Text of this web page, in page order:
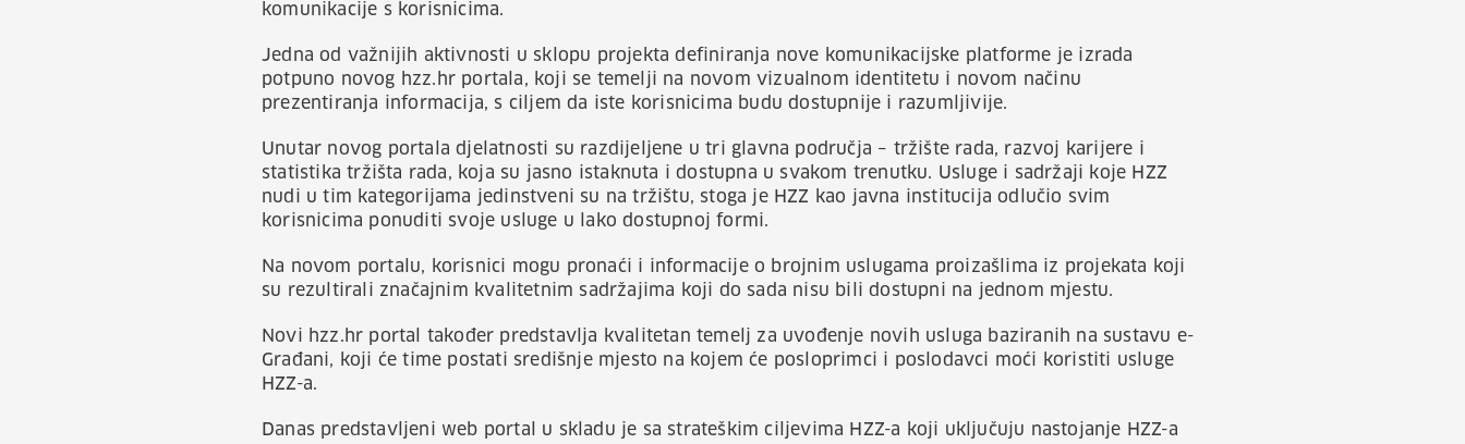
komunikacije s korisnicima.
Jedna od važnijih aktivnosti u sklopu projekta definiranja nove komunikacijske platforme je izrada
potpuno novog hzz.hr portala, koji se temelji na novom vizualnom identitetu i novom načinu
prezentiranja informacija, s ciljem da iste korisnicima budu dostupnije i razumljivije.
Unutar novog portala djelatnosti su razdijeljene u tri glavna područja – tržište rada, razvoj karijere i
statistika tržišta rada, koja su jasno istaknuta i dostupna u svakom trenutku. Usluge i sadržaji koje HZZ
nudi u tim kategorijama jedinstveni su na tržištu, stoga je HZZ kao javna institucija odlučio svim
korisnicima ponuditi svoje usluge u lako dostupnoj formi.
Na novom portalu, korisnici mogu pronaći i informacije o brojnim uslugama proizašlima iz projekata koji
su rezultirali značajnim kvalitetnim sadržajima koji do sada nisu bili dostupni na jednom mjestu.
Novi hzz.hr portal također predstavlja kvalitetan temelj za uvođenje novih usluga baziranih na sustavu e-
Građani, koji će time postati središnje mjesto na kojem će posloprimci i poslodavci moći koristiti usluge
HZZ-a.
Danas predstavljeni web portal u skladu je sa strateškim ciljevima HZZ-a koji uključuju nastojanje HZZ-a